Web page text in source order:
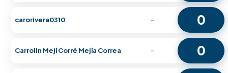
carorivera0310 - 0
Carrolin Mejí Corré Mejía Correa - 0